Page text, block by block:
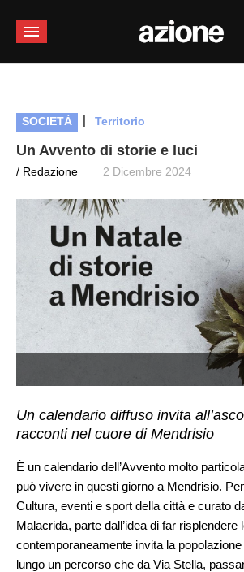
SOCIETÀ | Territorio
Un Avvento di storie e luci
/ Redazione 2 Dicembre 2024
Un calendario diffuso invita
racconti nel cuore di Mendrisio
È un calendario dell’Avvento molto
può vivere in questi giorno a Mendrisio.
Cultura, eventi e sport della città e curato
Malacrida, parte dall’idea di far risplendere
contemporaneamente invita la
lungo un percorso che da Via Stella,